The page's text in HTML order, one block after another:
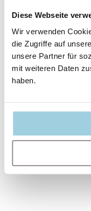
Diese Webseite
Wir verwenden
die Zugriffe auf
unsere Partner für
mit weiteren Daten
haben.